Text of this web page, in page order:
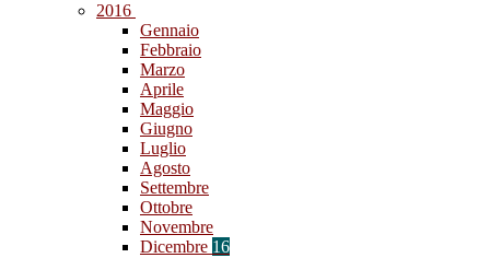
2016
Gennaio
Febbraio
Marzo
Aprile
Maggio
Giugno
Luglio
Agosto
Settembre
Ottobre
Novembre
Dicembre 16